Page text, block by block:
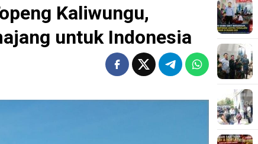
Kaliwungu,
untuk Indonesia